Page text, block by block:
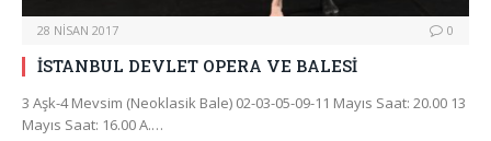
28 NISAN 2017 0
İSTANBUL DEVLET OPERA VE BALESİ
3 Aşk-4 Mevsim (Neoklasik Bale) 02-03-05-09-11 Mayıs Saat: 20.00 13
Mayıs Saat: 16.00 A.…